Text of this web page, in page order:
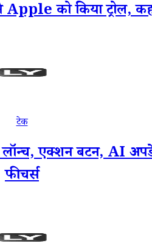
को किया ट्रोल, कहा
टेक
एक्शन बटन, AI
फीचर्स